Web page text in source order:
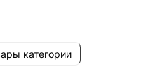
категории